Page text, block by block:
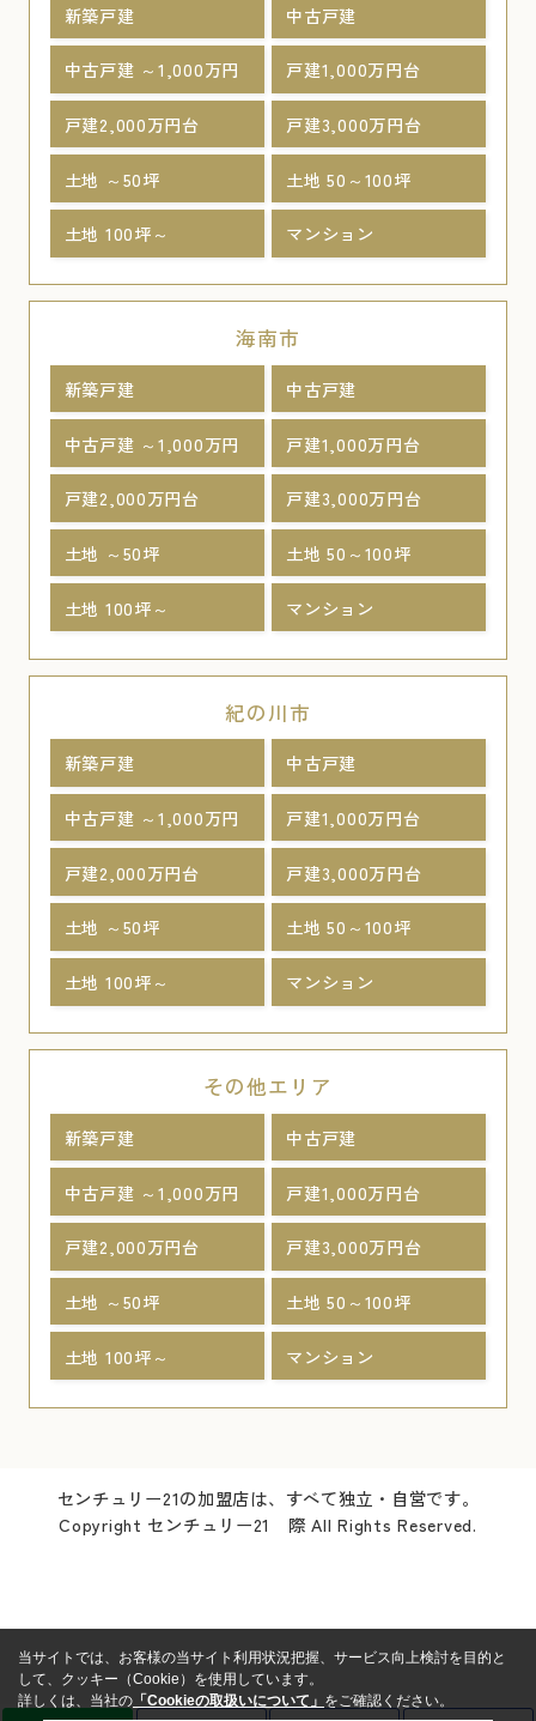
新築戸建 中古戸建
中古戸建 ～1,000万円 戸建1,000万円台
戸建2,000万円台 戸建3,000万円台
土地 ～50坪 土地 50～100坪
土地 100坪～ マンション
海南市
新築戸建 中古戸建
中古戸建 ～1,000万円 戸建1,000万円台
戸建2,000万円台 戸建3,000万円台
土地 ～50坪 土地 50～100坪
土地 100坪～ マンション
紀の川市
新築戸建 中古戸建
中古戸建 ～1,000万円 戸建1,000万円台
戸建2,000万円台 戸建3,000万円台
土地 ～50坪 土地 50～100坪
土地 100坪～ マンション
その他エリア
新築戸建 中古戸建
中古戸建 ～1,000万円 戸建1,000万円台
戸建2,000万円台 戸建3,000万円台
土地 ～50坪 土地 50～100坪
土地 100坪～ マンション
センチュリー21の加盟店は、すべて独立・自営です。
Copyright センチュリー21 際 All Rights Reserved.
当サイトでは、お客様の当サイト利用状況把握、サービス向上検討を目的と
して、クッキー（Cookie）を使用しています。
詳しくは、当社の 「Cookieの取扱いについて」 をご確認ください。